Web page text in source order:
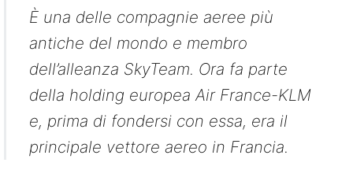
È una delle compagnie aeree più
antiche del mondo e membro
dell’alleanza SkyTeam. Ora fa parte
della holding europea Air France-KLM
e, prima di fondersi con essa, era il
principale vettore aereo in Francia.